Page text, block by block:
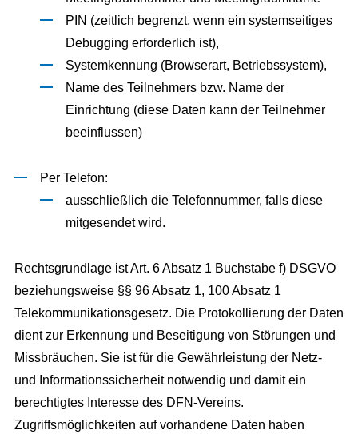
PIN (zeitlich begrenzt, wenn ein systemseitiges
Debugging erforderlich ist),
Systemkennung (Browserart, Betriebssystem),
Name des Teilnehmers bzw. Name der
Einrichtung (diese Daten kann der Teilnehmer
beeinflussen)
Per Telefon:
ausschließlich die Telefonnummer, falls diese
mitgesendet wird.
Rechtsgrundlage ist Art. 6 Absatz 1 Buchstabe f) DSGVO
beziehungsweise §§ 96 Absatz 1, 100 Absatz 1
Telekommunikationsgesetz. Die Protokollierung der Daten
dient zur Erkennung und Beseitigung von Störungen und
Missbräuchen. Sie ist für die Gewährleistung der Netz-
und Informationssicherheit notwendig und damit ein
berechtigtes Interesse des DFN-Vereins.
Zugriffsmöglichkeiten auf vorhandene Daten haben